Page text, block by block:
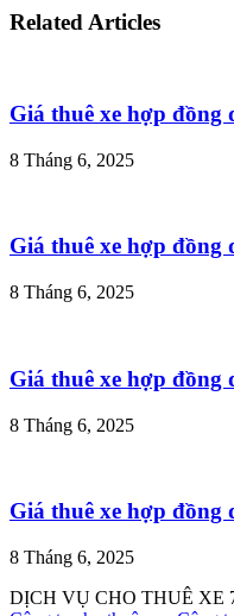
Related Articles
Giá thuê xe hợp
8 Tháng 6, 2025
Giá thuê xe hợp
8 Tháng 6, 2025
Giá thuê xe hợp
8 Tháng 6, 2025
Giá thuê xe hợp
8 Tháng 6, 2025
DỊCH VỤ CHO THUÊ XE